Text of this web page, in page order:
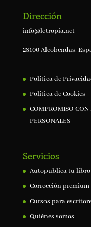
Dirección
info@letropia.net
28100 Alcobendas,
Política de
Política de Cookies
COMPROMISO
PERSONALES
Servicios
Autopublica tu libro
Corrección premium
Cursos para
Quiénes somos